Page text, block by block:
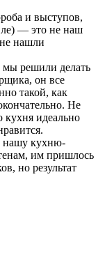
и выступов,
— это не наш
нашли
мы решили делать
он все
такой, как
Не
кухня идеально
нашу кухню-
им пришлось
но результат